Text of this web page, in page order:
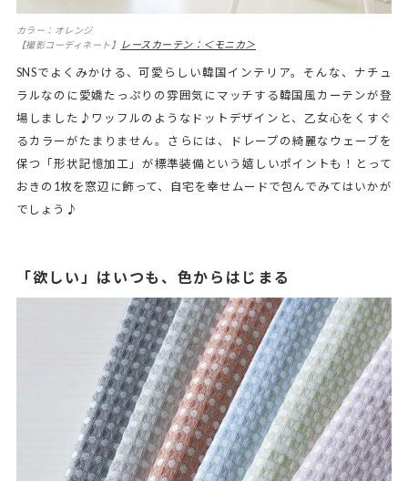
カラー：オレンジ
【撮影コーディネート】 レースカーテン：＜モニカ＞
SNSでよくみかける、可愛らしい韓国インテリア。そんな、ナチュ
ラルなのに愛嬌たっぷりの雰囲気にマッチする韓国風カーテンが登
場しました♪ワッフルのようなドットデザインと、乙女心をくすぐ
るカラーがたまりません。さらには、ドレープの綺麗なウェーブを
保つ「形状記憶加工」が標準装備という嬉しいポイントも！とって
おきの1枚を窓辺に飾って、自宅を幸せムードで包んでみてはいかが
でしょう♪
「欲しい」はいつも、色からはじまる